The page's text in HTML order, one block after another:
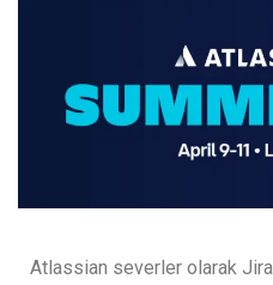
Atlassian severler olarak Jira